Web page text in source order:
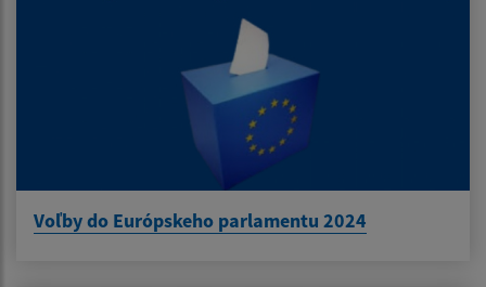
Voľby do Európskeho parlamentu 2024